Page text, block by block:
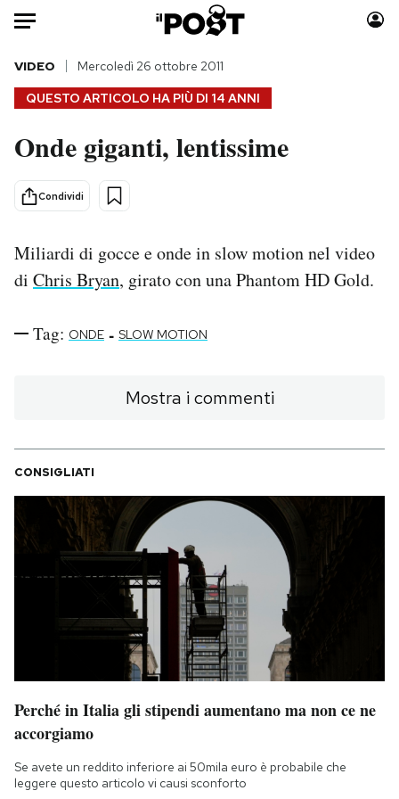
Auto
HOME
Italia
Politica
Internet
Scienza
Economia
Moda
Ok Boomer!
Media
NEWSLETTER
I MIEI PREFERITI
AREA PERSONALE
Area Personale
Newsletter
QUESTO ARTICOLO HA PIÙ DI 14 ANNI
VIDEO Mercoledì 26 ottobre 2011
Onde giganti, lentissime
Condividi
Miliardi di gocce e onde in slow motion nel video
di Chris Bryan, girato con una Phantom HD Gold.
Tag: ONDE - SLOW MOTION
Mostra i commenti
CONSIGLIATI
Perché in Italia gli stipendi aumentano ma non ce ne
accorgiamo
Se avete un reddito inferiore ai 50mila euro è probabile che
leggere questo articolo vi causi sconforto